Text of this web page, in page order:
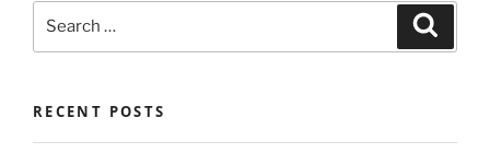
RECENT POSTS